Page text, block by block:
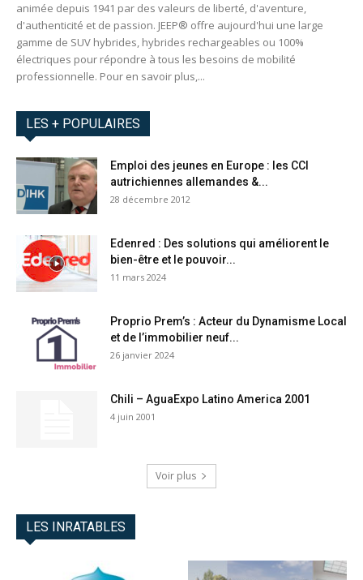
animée depuis 1941 par des valeurs de liberté, d'aventure,
d'authenticité et de passion. JEEP® offre aujourd'hui une large
gamme de SUV hybrides, hybrides rechargeables ou 100%
électriques pour répondre à tous les besoins de mobilité
professionnelle. Pour en savoir plus,...
LES + POPULAIRES
Emploi des jeunes en Europe : les CCI
autrichiennes allemandes &...
28 décembre 2012
Edenred : Des solutions qui améliorent le
bien-être et le pouvoir...
11 mars 2024
Proprio Prem’s : Acteur du Dynamisme Local
et de l’immobilier neuf...
26 janvier 2024
Chili – AguaExpo Latino America 2001
4 juin 2001
Voir plus
LES INRATABLES